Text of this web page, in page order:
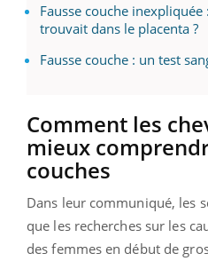
Fausse couche
trouvait dans le placenta ?
Fausse couche : un test
Comment les
mieux
couches
Dans leur communiqué, les
que les recherches sur les
des femmes en début de